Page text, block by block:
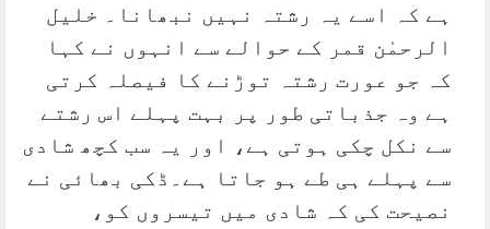
ہے کہ اسے یہ رشتہ نہیں نبھانا۔ خلیل
الرحمٰن قمر کے حوالے سے انہوں نے کہا
کہ جو عورت رشتہ توڑنے کا فیصلہ کرتی
ہے وہ جذباتی طور پر بہت پہلے اس رشتے
سے نکل چکی ہوتی ہے، اور یہ سب کچھ شادی
سے پہلے ہی طے ہو جاتا ہے۔ڈکی بھائی نے
نصیحت کی کہ شادی میں تیسروں کو،